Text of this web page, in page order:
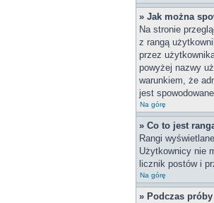
» Jak można
Na stronie
z rangą
przez
powyżej nazwy
warunkiem, że
jest
Na górę
» Co to jest
Rangi
Użytkownicy nie
licznik postów i
Na górę
» Podczas